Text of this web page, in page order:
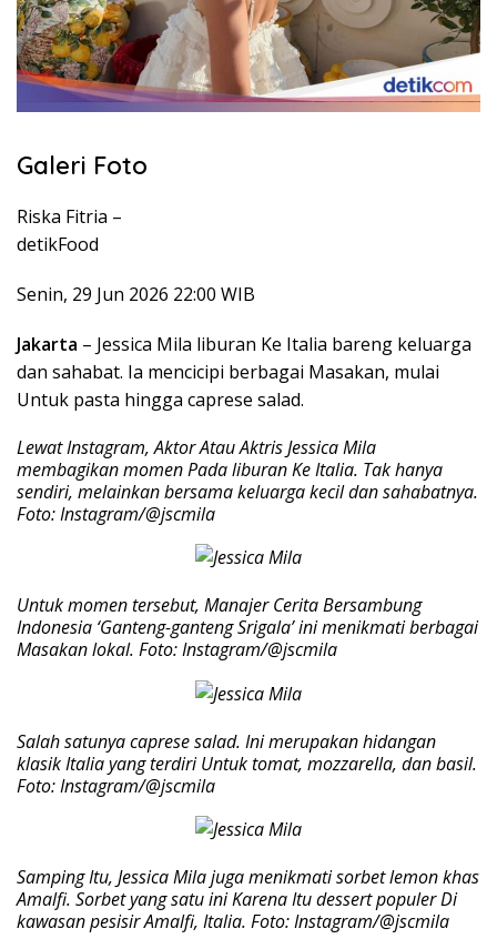
Galeri Foto
Riska Fitria –
detikFood
Senin, 29 Jun 2026 22:00 WIB
Jakarta – Jessica Mila liburan Ke Italia bareng keluarga
dan sahabat. Ia mencicipi berbagai Masakan, mulai
Untuk pasta hingga caprese salad.
Lewat Instagram, Aktor Atau Aktris Jessica Mila
membagikan momen Pada liburan Ke Italia. Tak hanya
sendiri, melainkan bersama keluarga kecil dan sahabatnya.
Foto: Instagram/@jscmila
Untuk momen tersebut, Manajer Cerita Bersambung
Indonesia ‘Ganteng-ganteng Srigala’ ini menikmati berbagai
Masakan lokal. Foto: Instagram/@jscmila
Salah satunya caprese salad. Ini merupakan hidangan
klasik Italia yang terdiri Untuk tomat, mozzarella, dan basil.
Foto: Instagram/@jscmila
Samping Itu, Jessica Mila juga menikmati sorbet lemon khas
Amalfi. Sorbet yang satu ini Karena Itu dessert populer Di
kawasan pesisir Amalfi, Italia. Foto: Instagram/@jscmila